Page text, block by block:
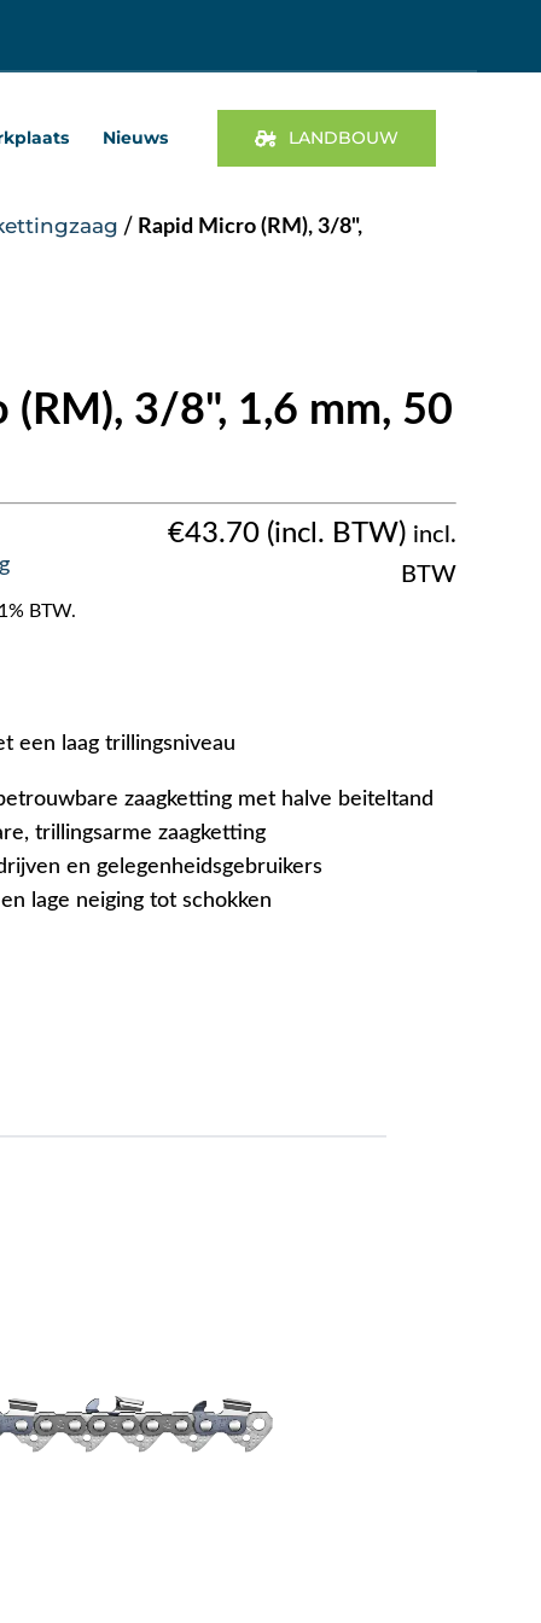
Nieuws LANDBOUW
/ Rapid Micro (RM), 3/8",
(RM), 3/8", 1,6 mm, 50
€43.70
incl.
BTW
BTW.
een laag trillingsniveau
zaagketting met halve beiteltand
trillingsarme zaagketting
en gelegenheidsgebruikers
lage neiging tot schokken